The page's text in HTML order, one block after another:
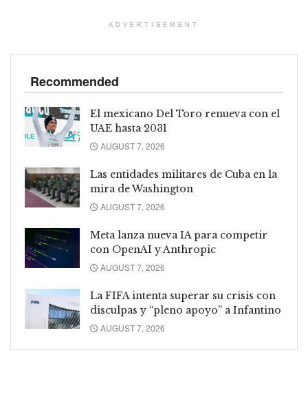
ADVERTISEMENT
Recommended
El mexicano Del Toro renueva con el
UAE hasta 2031
AUGUST 7, 2026
Las entidades militares de Cuba en la
mira de Washington
AUGUST 7, 2026
Meta lanza nueva IA para competir
con OpenAI y Anthropic
AUGUST 7, 2026
La FIFA intenta superar su crisis con
disculpas y “pleno apoyo” a Infantino
AUGUST 7, 2026